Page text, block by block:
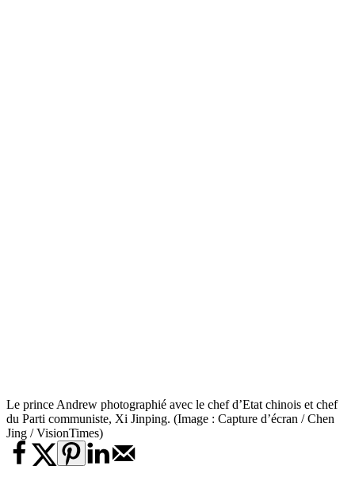
Le prince Andrew photographié avec le chef d’Etat chinois et chef
du Parti communiste, Xi Jinping. (Image : Capture d’écran / Chen
Jing / VisionTimes)